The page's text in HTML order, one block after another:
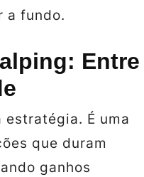
a fundo.
Entre
estratégia. É uma
que duram
ganhos